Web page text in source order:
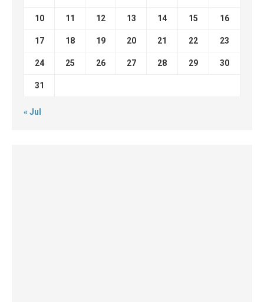
10 11 12 13 14 15 16
17 18 19 20 21 22 23
24 25 26 27 28 29 30
31
« Jul